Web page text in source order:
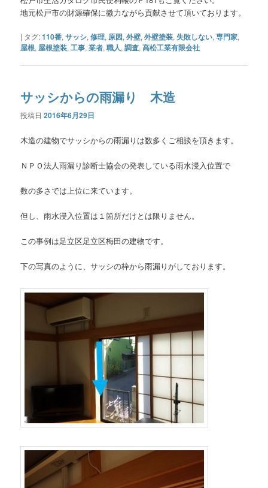
地元松戸市の財源確保に微力ながら貢献させて頂いております。
| タグ:110番,サッシ,修理, 原因,外壁,外壁塗装,失敗しない,専門家,
屋根, 屋根塗装,工事,業者,職人,調査,高松工業有限会社
サッシからの雨漏り 木造
投稿日2016年6月29日
木造の建物でサッシからの雨漏りは数多くご相談を頂きます。
ＮＰＯ法人雨漏り診断士協会の発表している雨水浸入位置で
数の多さでは上位に来ています。
但し、雨水浸入位置は１箇所だけとは限りません。
この事例は足立区足立区梅田の建物です。
下の写真のように、サッシの枠から雨漏りがしております。